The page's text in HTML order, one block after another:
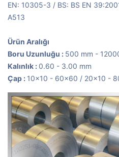
EN: 10305-3 / BS: BS EN
A513
Ürün Aralığı
Boru Uzunluğu : 500 mm -
Kalınlık : 0.60 - 3.00 mm
Çap : 10x10 - 60x60 / 20x10 -